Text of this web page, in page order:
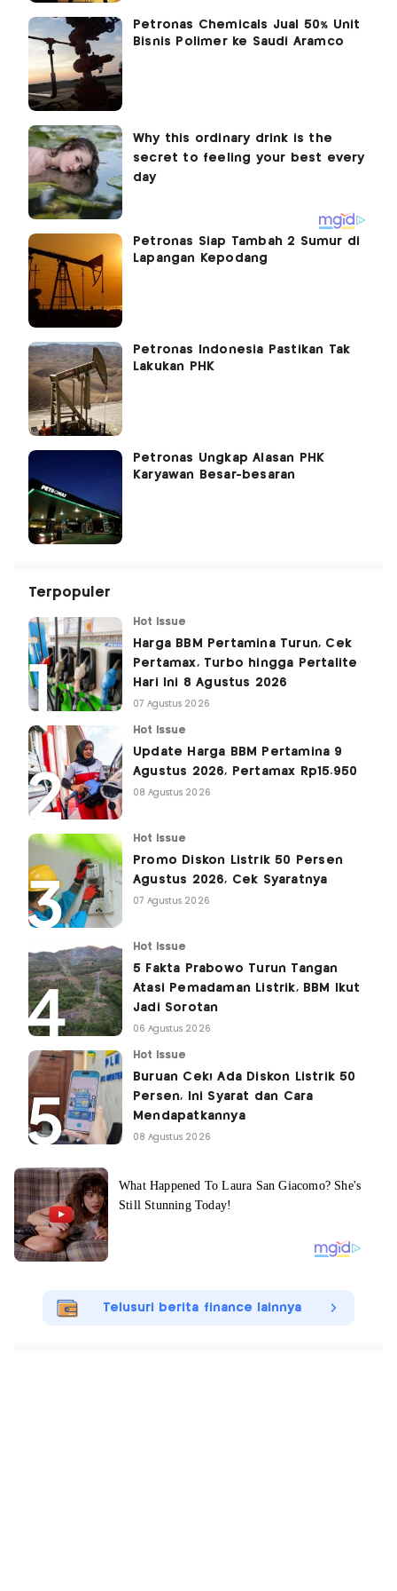
Petronas Chemicals Jual 50% Unit
Bisnis Polimer ke Saudi Aramco
Petronas Siap Tambah 2 Sumur di
Lapangan Kepodang
Petronas Indonesia Pastikan Tak
Lakukan PHK
Petronas Ungkap Alasan PHK
Karyawan Besar-besaran
Terpopuler
Hot Issue
Harga BBM Pertamina Turun, Cek
Pertamax, Turbo hingga Pertalite
Hari Ini 8 Agustus 2026
07 Agustus 2026
Hot Issue
Update Harga BBM Pertamina 9
Agustus 2026, Pertamax Rp15.950
08 Agustus 2026
Hot Issue
Promo Diskon Listrik 50 Persen
Agustus 2026, Cek Syaratnya
07 Agustus 2026
Hot Issue
5 Fakta Prabowo Turun Tangan
Atasi Pemadaman Listrik, BBM Ikut
Jadi Sorotan
06 Agustus 2026
Hot Issue
Buruan Cek! Ada Diskon Listrik 50
Persen, Ini Syarat dan Cara
Mendapatkannya
08 Agustus 2026
Telusuri berita finance lainnya